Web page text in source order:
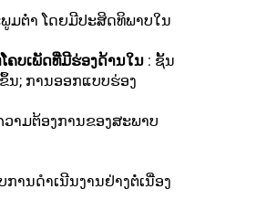
ມຕ່ຳ ໂດຍມີປະສິດທິພາບໃນ
ຄບເພັດທີ່ມີຮ່ອງດ້ານໃນ : ຊັ້ນ
ນ; ການອອກແບບຮ່ອງ
າມຕ້ອງການຂອງສະພາບ
ານດຳເນີນງານຢ່າງຕໍ່ເນື່ອງ